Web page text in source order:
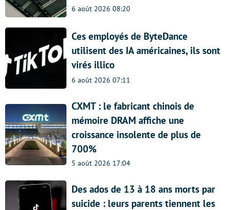
6 août 2026 08:20
Ces employés de ByteDance
utilisent des IA américaines, ils sont
virés illico
6 août 2026 07:11
CXMT : le fabricant chinois de
mémoire DRAM affiche une
croissance insolente de plus de
700%
5 août 2026 17:04
Des ados de 13 à 18 ans morts par
suicide : leurs parents tiennent les